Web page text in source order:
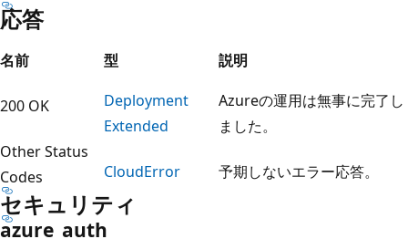
応答
名前 型 説明
200 OK
Deployment
Extended
Azureの運用は無事に完了し
ました。
Other Status
Codes
CloudError 予期しないエラー応答。
セキュリティ
azure_auth